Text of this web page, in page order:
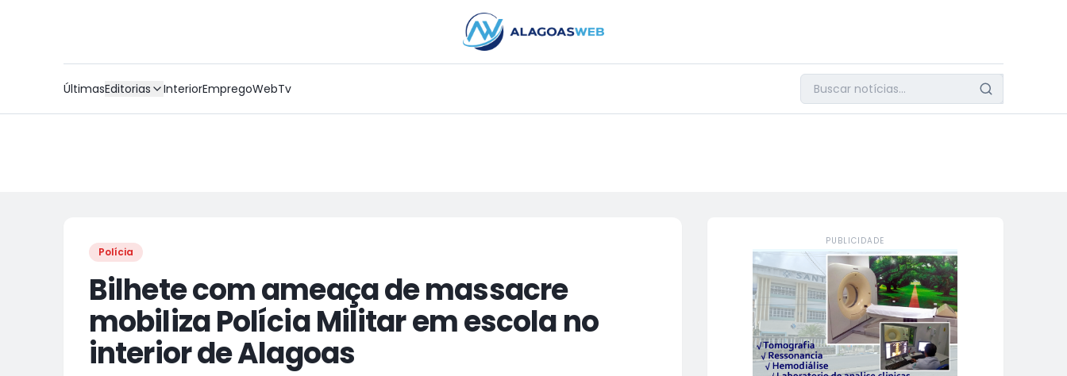
ÚltimasEditorias InteriorEmpregoWebTv
PUBLICIDADE
Polícia
Bilhete com ameaça de massacre
mobiliza Polícia Militar em escola no
interior de Alagoas
PUBLICIDADE